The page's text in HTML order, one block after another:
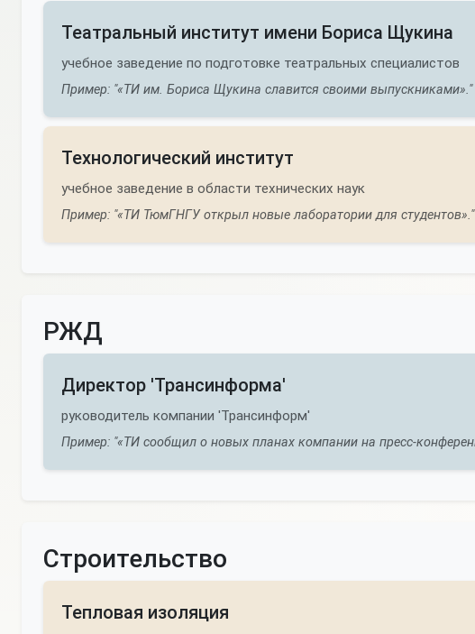
Театральный институт имени Бориса Щукина
учебное заведение по подготовке театральных специалистов
Пример: "«ТИ им. Бориса Щукина славится своими выпускниками»."
Технологический институт
учебное заведение в области технических наук
Пример: "«ТИ ТюмГНГУ открыл новые лаборатории для студентов»."
РЖД
Директор 'Трансинформа'
руководитель компании 'Трансинформ'
Пример: "«ТИ сообщил о новых планах компании на пресс-
Строительство
Тепловая изоляция